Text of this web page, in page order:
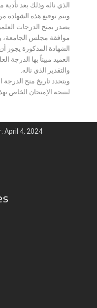
الذي ناله وذلك بعد
ويتم توقيع هذه الشهادة
يصدر بمنح الدرجات
موافقة مجلس
الشهادة المذكورة يجوز
العميد مبيناً بها الدرجة
والتقدير الذي ناله.
ويتحدد تاريخ منح الدرجة
لنتيجة الإمتحان الخاص
April 4, 2024